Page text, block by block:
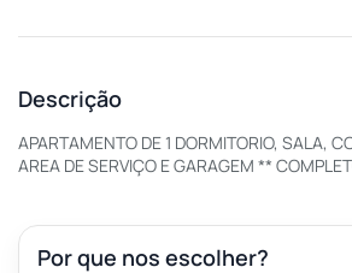
Descrição
APARTAMENTO DE 1 DORMITORIO, SALA,
AREA DE SERVIÇO E GARAGEM **
Por que nos escolher?